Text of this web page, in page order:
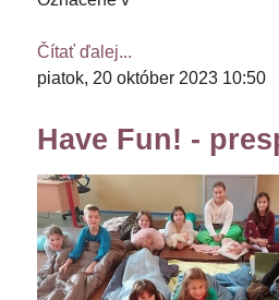
Čítať ďalej...
piatok, 20 október 2023 10:50
Have Fun! -